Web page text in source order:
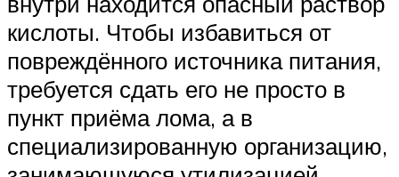
кислоты. Чтобы избавиться от
повреждённого источника питания,
требуется сдать его не просто в
пункт приёма лома, а в
специализированную организацию,